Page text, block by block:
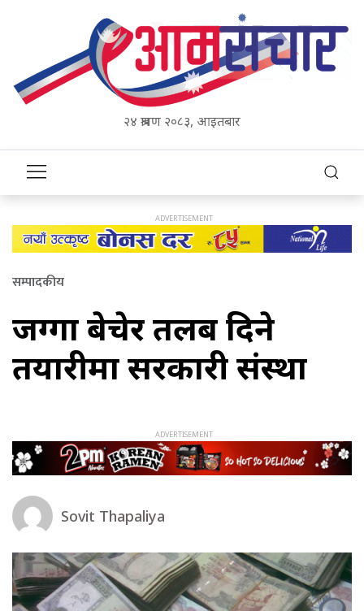
२४ श्रावण २०८३, आइतबार
सम्पादकीय
जग्गा बेचेर तलब दिने
तयारीमा सरकारी संस्था
Sovit Thapaliya